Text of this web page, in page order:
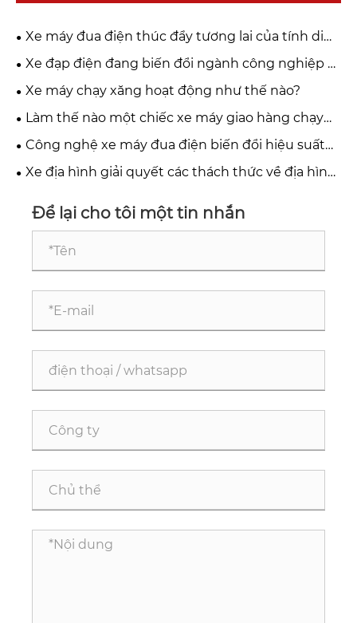
Xe máy đua điện thúc đẩy tương lai của tính di
động hiệu suất như thế nào?
Xe đạp điện đang biến đổi ngành công nghiệp di
động toàn cầu như thế nào?
Xe máy chạy xăng hoạt động như thế nào?
Làm thế nào một chiếc xe máy giao hàng chạy
điện có thể biến đổi ngành hậu cần đô thị?
Công nghệ xe máy đua điện biến đổi hiệu suất
tốc độ cao như thế nào?
Xe địa hình giải quyết các thách thức về địa hình
Để lại cho tôi một tin nhắn